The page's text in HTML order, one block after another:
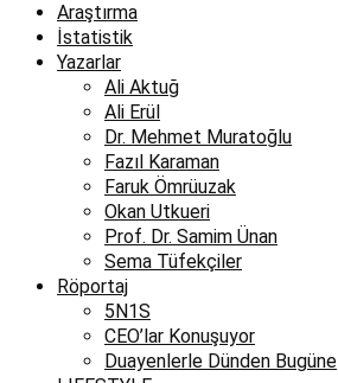
Araştırma
İstatistik
Yazarlar
Ali Aktuğ
Ali Erül
Dr. Mehmet Muratoğlu
Fazıl Karaman
Faruk Ömrüuzak
Okan Utkueri
Prof. Dr. Samim Ünan
Sema Tüfekçiler
Röportaj
5N1S
CEO’lar Konuşuyor
Duayenlerle Dünden Bugüne